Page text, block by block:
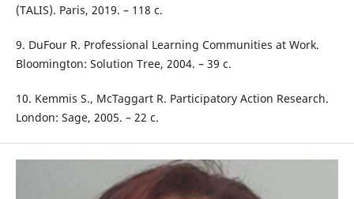
(TALIS). Paris, 2019. – 118 с.
9. DuFour R. Professional Learning Communities at Work.
Bloomington: Solution Tree, 2004. – 39 с.
10. Kemmis S., McTaggart R. Participatory Action Research.
London: Sage, 2005. – 22 с.